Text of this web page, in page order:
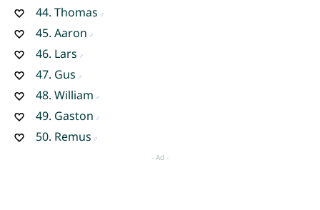
44. Thomas
45. Aaron
46. Lars
47. Gus
48. William
49. Gaston
50. Remus